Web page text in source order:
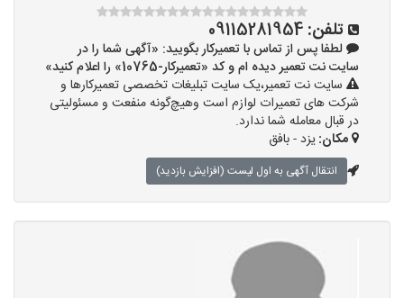
تلفن: 09115281954
لطفا پس از تماس با تعمیرکار بگویید: «آگهی شما را در
سایت نت تعمیر دیده ام و کد «تعمیرکار-10765» را اعلام کنید»
سایت نت تعمیر،یک سایت تبلیغات تخصصی تعمیرکارها و
شرکت های تعمیرات لوازم است وهیچ‌گونه منفعت و مسئولیتی
در قبال معامله شما ندارد.
مکان:یزد - بافق
انتقال آگهی به اول لیست (افزایش بازدید)